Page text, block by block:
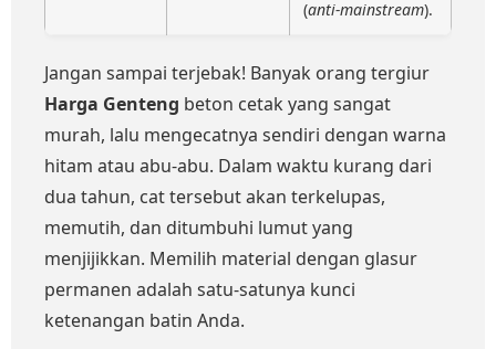
(anti-mainstream).
Jangan sampai terjebak! Banyak orang tergiur
Harga Genteng beton cetak yang sangat
murah, lalu mengecatnya sendiri dengan warna
hitam atau abu-abu. Dalam waktu kurang dari
dua tahun, cat tersebut akan terkelupas,
memutih, dan ditumbuhi lumut yang
menjijikkan. Memilih material dengan glasur
permanen adalah satu-satunya kunci
ketenangan batin Anda.